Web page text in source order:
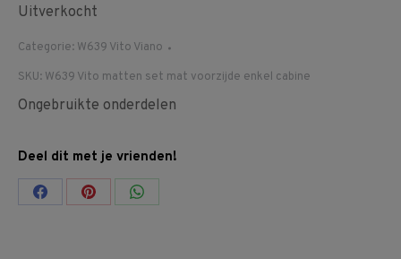
Uitverkocht
Categorie: W639 Vito Viano
SKU: W639 Vito matten set mat voorzijde enkel cabine
Ongebruikte onderdelen
Deel dit met je vrienden!
Share Share Share